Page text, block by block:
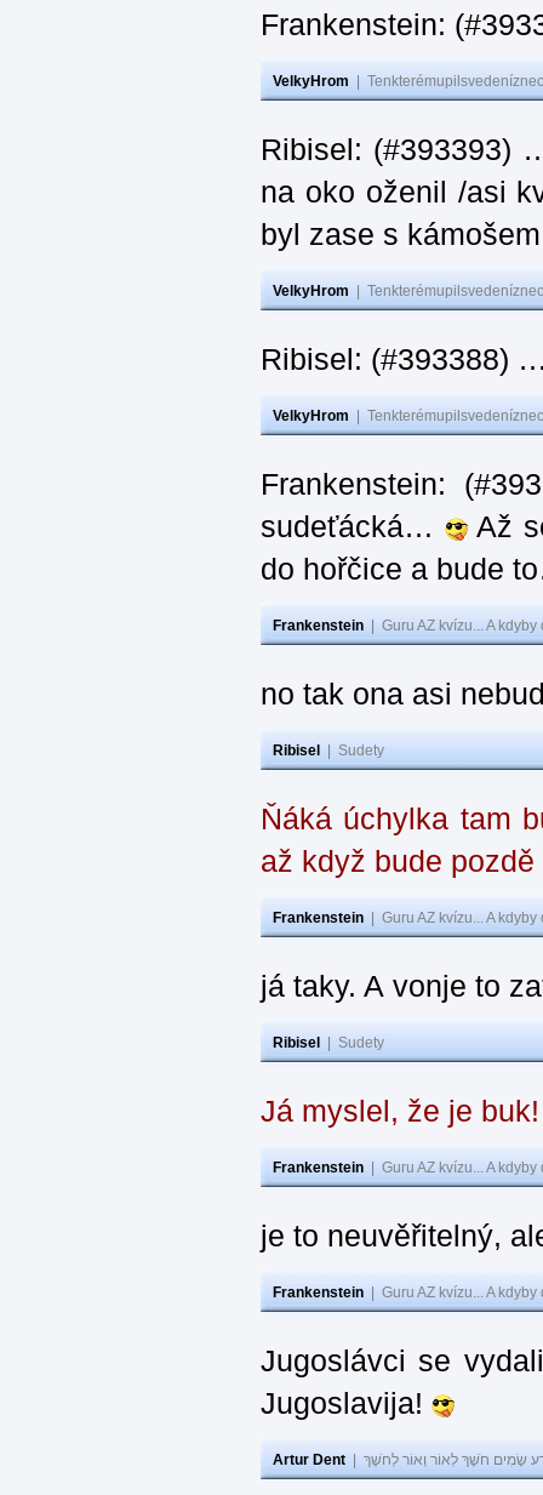
Frankenstein:
VelkyHrom
Ribisel: (#393393)
na oko oženil /asi
byl zase s
VelkyHrom
Ribisel: (#393388)
VelkyHrom
Frankenstein:
sudeťácká…
Až
do hořčice a bude
Frankenstein Guru AZ kvízu... A
no tak ona asi
Ribisel Sudety
Ňáká úchylka tam
až když bude pozdě
Frankenstein Guru AZ kvízu... A
já taky. A vonje to
Ribisel Sudety
Já myslel, že je
Frankenstein Guru AZ kvízu... A
je to neuvěřitelný,
Frankenstein Guru AZ kvízu... A
Jugoslávci se
Jugoslavija!
Artur Dent שָׂמִים חֹשֶׁךְ לְאוֹר וְאוֹר לְחֹשֶׁךְ